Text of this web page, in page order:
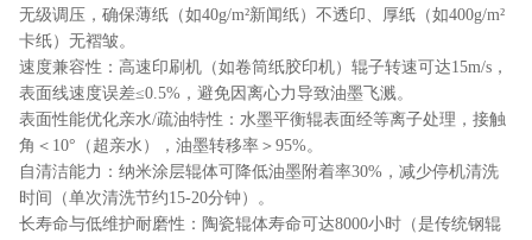
无级调压，确保薄纸（如40g/m²新闻纸）不透印、厚纸（如400g/m²
卡纸）无褶皱。
速度兼容性：高速印刷机（如卷筒纸胶印机）辊子转速可达15m/s，
表面线速度误差≤0.5%，避免因离心力导致油墨飞溅。
表面性能优化亲水/疏油特性：水墨平衡辊表面经等离子处理，接触
角＜10°（超亲水），油墨转移率＞95%。
自清洁能力：纳米涂层辊体可降低油墨附着率30%，减少停机清洗
时间（单次清洗节约15-20分钟）。
长寿命与低维护耐磨性：陶瓷辊体寿命可达8000小时（是传统钢辊